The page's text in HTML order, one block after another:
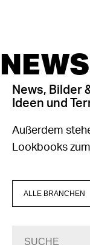
News, Bilder
Ideen und
Außerdem
Lookbooks
ALLE BRANCHEN